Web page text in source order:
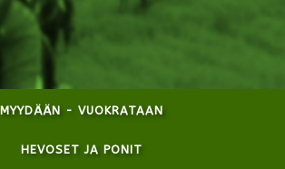
MYYDÄÄN - VUOKRATAAN
HEVOSET JA PONIT